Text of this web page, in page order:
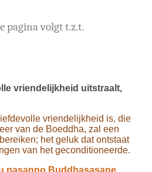
pagina volgt t.z.t.
vriendelijkheid uitstraalt,
vriendelijkheid is, die
van de Boeddha, zal een
het geluk dat ontstaat
van het geconditioneerde.